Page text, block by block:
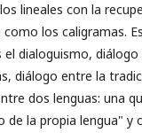
lineales con la
los caligramas.
dialoguismo,
diálogo entre la
dos lenguas: una
de la propia lengua" y